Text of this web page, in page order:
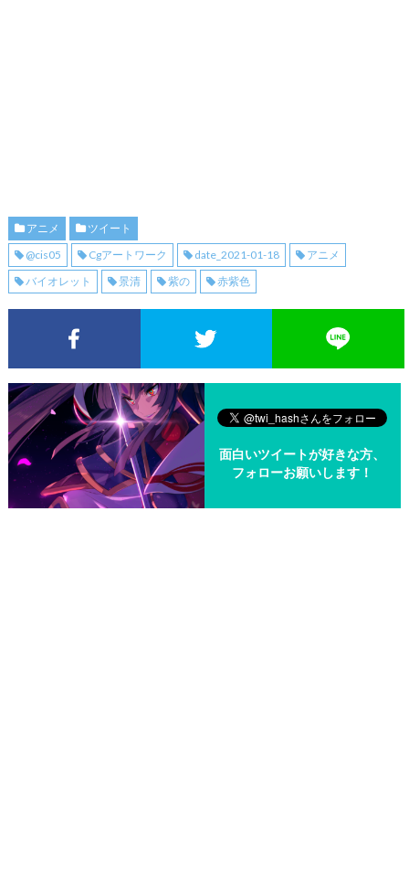
アニメ
ツイート
@cis05
Cgアートワーク date_2021-01-18
アニメ
バイオレット
景清 紫の 赤紫色
Facebookでシェア Twitterでシェア
面白いツイートが好きな方、
フォローお願いします！